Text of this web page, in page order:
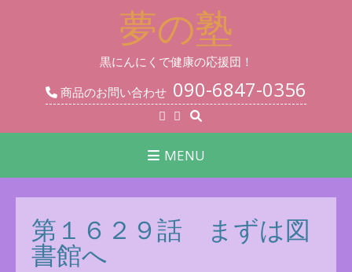
夢の塾
黒にんにくで健康の応援団！
商品のお問い合わせ 090-6847-0356
MENU
第１６２９話 まずは図
書館へ